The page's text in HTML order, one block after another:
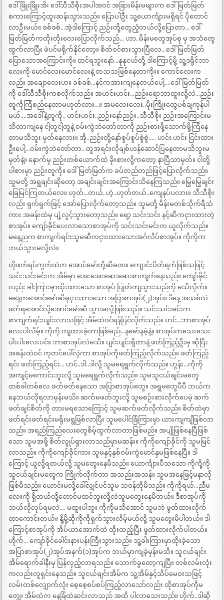
ဒေါ်ဖြိုးဖြိုးအိ၊ ဒေါ်သီသီစိုးအပါအဝင် အခြားမိန်းမများက ဒေါ်မြတ်မြတ်
စကားကြောင့်ထူးဆန်းသွားသည်။ ပြောပါဦး သူ့ယောင်္ကျားမရှိရင် ပိုတောင်
လာဦးမယ်။ ခစ်ခစ်…အဲ့ဒါကြောင့် ညဉ်းတို့တွေညံ့တယ်လို့ပြောတာ… ဒေါ်
မြတ်မြတ်ကတိုးတိုးလေးပြောလိုက်သည်… ဟာ..မိန်းမတွေအုပ်စု မှ အသံတွေ
ထွက်လာပြီး ဖဲပင်မရိုက်နိုင်တော့။ စိတ်ဝင်စားသွားပြီလေ…ဒေါ်မြတ်မြတ်
ပြောသောအကြောင်းကို။ ထင်ရဘူးနော်…နုနုငယ်တို့ ဒါကြောင့်မို့ သူ့ဒရိုင်ဘာ
လေးကို မောင်လေးမောင်လေးနဲ့ တသသဖြစ်နေတာကိုး။ ကောင်လေးက
လည်း အချောလေးဟ။ ခစ်ခစ်…နင်ကအားကျနေတယ်ပေါ့….ဒေါ်မြတ်မြတ်
ကို ဒေါ်သီသီစိုးကစလိုက်သည်။ အဟင်းဟင်း…ညဉ်းရောဘာထူးလို့လဲ…ညဉ်း
တူကိုကြံစည်နေတာမဟုတ်လား…။ အမလေးလေး..မိုးကြိုးတွေပစ်ချကုန်ပါ
မယ်….အဒေါ်နဲ့တူကို.. ဟင်းဟင်း..ညဉ်းနော်ညဉ်း..သီသီစိုး ညဉ်းအကြောင်းမ
သိတာကျနေ ငါ့တူငါ့တူနဲ့ ဝမ်းကွဲဘဲတော်တာကို ညဉ်းစားဖို့သောက်ဖို့ကြံနေ
တာမသိဘူး မှတ်နေလား။ အို..ညဉ်းတို့နော်စွပ်စွပ်စွဲစွဲ….. ဟင်း.ဟင်း ငြင်းထား
ဦးပေါ့…ဝမ်းကွဲဘဲတော်တာ…တူအရင်းလိုချစ်ဟန်ဆောင်ပြနေတာမသိဘူးမ
မှတ်နဲ့။ နောက်မှ ညဉ်းတစ်ယောက်ထဲ ခိုးစားလို့ကတော့ နာပြီသာမှတ်။ ငါတို့
ပါစားမှာ ညဉ်းတူကို။ ဒေါ်မြတ်မြတ်က ခပ်တည်တည်ဖြင့်ပြောလိုက်သည်။
သူမတို့ အရွချင်းဆိုတော့ အချင်းချင်းအကြောင်းသိနေကြသည်။ မြွေမြွေချင်း
ခြေမြင်ကြတယ်လေ။ ဟုတ်…တယ်..ဟဲ့..ဟုတ်တယ်..ကျေနပ်ပလား။ သီသီစိုး
လည်း ရှက်ရှက်ဖြင့် အော်ပြောလိုက်တော့သည်။ သူမတို့ မိန်းမတစ်သိုက်ရီသံ
ကား အခန်းထဲမှ ပျံ့လွင့်သွားတော့သည်။ ရော့ သင်းသင်း နင့်ဆီကငှားထားတဲ့
စာအုပ်။ ကျော်ခိုင်ပေးလာသောစာအုပ်ကို သင်းသင်းမင်းက ယူလိုက်သည်။
မနေ့ညက စာကျက်ရင်းသူမဆီကငှားထားသောအင်္ဂလိပ်စာအုပ်။ ကိုကိုက
ဘယ်သွားမလို့လဲ။
ဟိုဖက်ရပ်ကွက်ထဲက အောင်မော်တို့ဆီခဏ။ ကျောင်းပိတ်ရက်ဖြစ်သဖြင့်
သင်းသင်းမင်းက အိမ်မှာ အေးအေးဆေးဆေးစာကျက်နေသည်။ ကျော်ခိုင်
လည်း ခါးကြားမှာထိုးထားသော စာအုပ် ပြုတ်ကျသွားသည်ကို မသိလိုက်။
မနေ့ကအောင်မော်ဆီမှငှားထားသော အပြာစာအုပ်(၂)အုပ်။ ဒီနေ့ အသစ်လဲ
ဖတ်ရအောင်လို့အောင်မော်ဆီ သွားမလို့ဖြစ်သည်။ သင်းသင်းမင်းက
စာကျက်ရင်းပျင်းလာသဖြင့် အိမ်ထဲဝင်ရန်ပြင်လိုက်သည်။ ဟင်…ဘာစာအုပ်
လေးပါလိမ့်။ ကိုကို ကျထားခဲ့တာဖြစ်မည်…နမော်နမဲ့နဲ့။ စာအုပ်ကသေးသေး
ပါးပါးလေးပင်။ ဘာစာအုပ်လဲမသိ။ ပျင်းပျင်းရှိတာနဲ့ ဖတ်ကြည့်ဦးမှ ဆိုပြီး
အခန်းထဲဝင် ကုတင်ပေါ်လှဲကာ စာအုပ်ကိုဖတ်ကြည့်လိုက်သည်။ ဖတ်ကြည့်
ရင်း ဖတ်ကြည့်ရင်း… ဟင်..ဒါ..ဒါလို့ သူမရေရွက်လိုက်သည်။ ဟွန်း…ကိုကို
အကျင့်မကောင်းဘူးလို့ သူမရေရွက်လိုက်သည်။ သူမသူငယ်ချင်းမတွေ
တစ်ခါတစ်လေ ဖတ်ဖတ်နေသော အပြာစာအုပ်တွေ။ အရွမတွေပီပီ ဘယ်က
နေဘယ်လိုရလာမှန်းမသိ။ ဆက်မဖတ်ဘူးလို့ သူမစဉ်းစားလိုက်ပေမဲ့ ဆက်
ဖတ်ချင်စိတ်ကို တားမရသောကြောင့် သူမဆက်ဖတ်လိုက်သည်။ စိတ်ထဲမှာ
ဖတ်ရင်းဖတ်ရင်းမရိုးမရွဖြစ်လာပြီး သူမပေါင်ခြံကြားမှာ ယားကျကျိဖြစ်လာ
သည်။ အရည်ကြည်လေးတွေစိမ့်ထွက်လာတာဖြစ်မည်။ အပျိုဖြစ်နေပြီဖြစ်
သော သူမအဖို့ စိတ်လွုပ်ရှားလာသည်မှာမဆန်း။ ကိုကိုကျော်ခိုင်ကို သူမမြင်
လာသည်။ ကိုကိုကျော်ခိုင်ကား သူမနှင့်နှစ်ဝမ်းကွဲမောင်နှမဖြစ်နေပြီ။ ဒါ
ကြောင့် ယူလို့ရတယ်လို့ သူမတွေးနေမိသည်။ ယောင်္ကျားပီသသော ကိုကို့ကို
သူငယ်ချင်းမတွေက ကြိုက်လိုက်တာ အသည်းအသန်။ သူမအနေဖြင့်မနာလို
ဖြစ်မိသည်။ ယောင်းမလို့ခေါ်လျှင်ပင်သူမ သဝန်တိုမိသည်။ ကိုကိုရယ်…ညီမ
လေးကို ရှိတယ်လို့တောင်မထင်ဘူးလို့လဲသူမတွေးနေမိတယ်။ ဒီစာအုပ်ကို
ဘယ်လိုလုပ်ရမလဲ…. မထူးပါဘူး ကိုကိုမသိအောင် သူမဘဲ ဖွတ်ထားလိုက်
တာကောင်းတယ်။ နို့မို့ဆိုကိုကိုရှက်သွားလိမ့်မယ်လို့ သူမတွေးမိပါတယ်။ ဒါ
ကြောင့်စာအုပ်ကို အိပ်ယာအောက်ထဲ ထိုးထည့်ပြီး ဖွတ်ထားလိုက်ပါတယ်။
ဟိုက်… ကျော်ခိုင်ခေါင်းနားပန်းကြီးသွားသည်။ သူ့ခါးကြားမှာထိုးခဲ့သော
အပြာစာအုပ်(၂)အုပ်အနက်(၁)အုပ်က ဘယ်မှာကျခဲ့မှန်းမသိ။ သူငယ်ချင်း
အိမ်ရောက်ခါနီးမှ ပြန်လှည့်လာရသည်။ သောက်ခွတော့ကျပြီ။ တစ်လမ်းလုံး
ကလည်းလူရှင်းနေသည်။ သူငယ်ချင်းအိမ်က သူ့အိမ်နှင့်သိပ်မေဝးသဖြင့်
လမ်းတစ်လျှောက်လုံး စေ့စေ့စပ်စပ်ကြည့်လာသော်လည်း ထိုစာအုပ်ကိုမ
တွေ့။ အိမ်ထဲက နေခြံထဲဆင်းလာသည် အထိ ပါလာသေးသည်။ ဟိုက်..ဒါဆို